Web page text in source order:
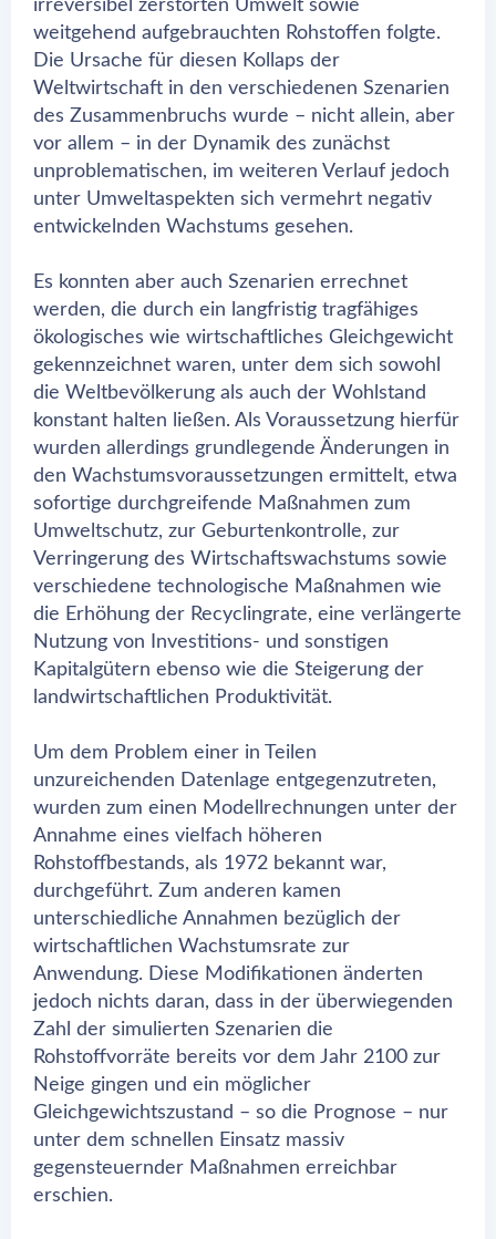
irreversibel zerstörten Umwelt sowie
weitgehend aufgebrauchten Rohstoffen folgte.
Die Ursache für diesen Kollaps der
Weltwirtschaft in den verschiedenen Szenarien
des Zusammenbruchs wurde – nicht allein, aber
vor allem – in der Dynamik des zunächst
unproblematischen, im weiteren Verlauf jedoch
unter Umweltaspekten sich vermehrt negativ
entwickelnden Wachstums gesehen.
Es konnten aber auch Szenarien errechnet
werden, die durch ein langfristig tragfähiges
ökologisches wie wirtschaftliches Gleichgewicht
gekennzeichnet waren, unter dem sich sowohl
die Weltbevölkerung als auch der Wohlstand
konstant halten ließen. Als Voraussetzung hierfür
wurden allerdings grundlegende Änderungen in
den Wachstumsvoraussetzungen ermittelt, etwa
sofortige durchgreifende Maßnahmen zum
Umweltschutz, zur Geburtenkontrolle, zur
Verringerung des Wirtschaftswachstums sowie
verschiedene technologische Maßnahmen wie
die Erhöhung der Recyclingrate, eine verlängerte
Nutzung von Investitions- und sonstigen
Kapitalgütern ebenso wie die Steigerung der
landwirtschaftlichen Produktivität.
Um dem Problem einer in Teilen
unzureichenden Datenlage entgegenzutreten,
wurden zum einen Modellrechnungen unter der
Annahme eines vielfach höheren
Rohstoffbestands, als 1972 bekannt war,
durchgeführt. Zum anderen kamen
unterschiedliche Annahmen bezüglich der
wirtschaftlichen Wachstumsrate zur
Anwendung. Diese Modifikationen änderten
jedoch nichts daran, dass in der überwiegenden
Zahl der simulierten Szenarien die
Rohstoffvorräte bereits vor dem Jahr 2100 zur
Neige gingen und ein möglicher
Gleichgewichtszustand – so die Prognose – nur
unter dem schnellen Einsatz massiv
gegensteuernder Maßnahmen erreichbar
erschien.